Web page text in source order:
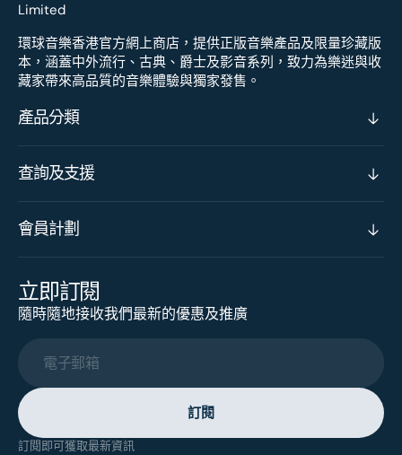
環球音樂香港官方網上商店，提供正版音樂產品及限量珍藏版
本，涵蓋中外流行、古典、爵士及影音系列，致力為樂迷與收
藏家帶來高品質的音樂體驗與獨家發售。
產品分類
查詢及支援
會員計劃
立即訂閱
隨時隨地接收我們最新的優惠及推廣
電子郵箱
訂閱
訂閱即可獲取最新資訊